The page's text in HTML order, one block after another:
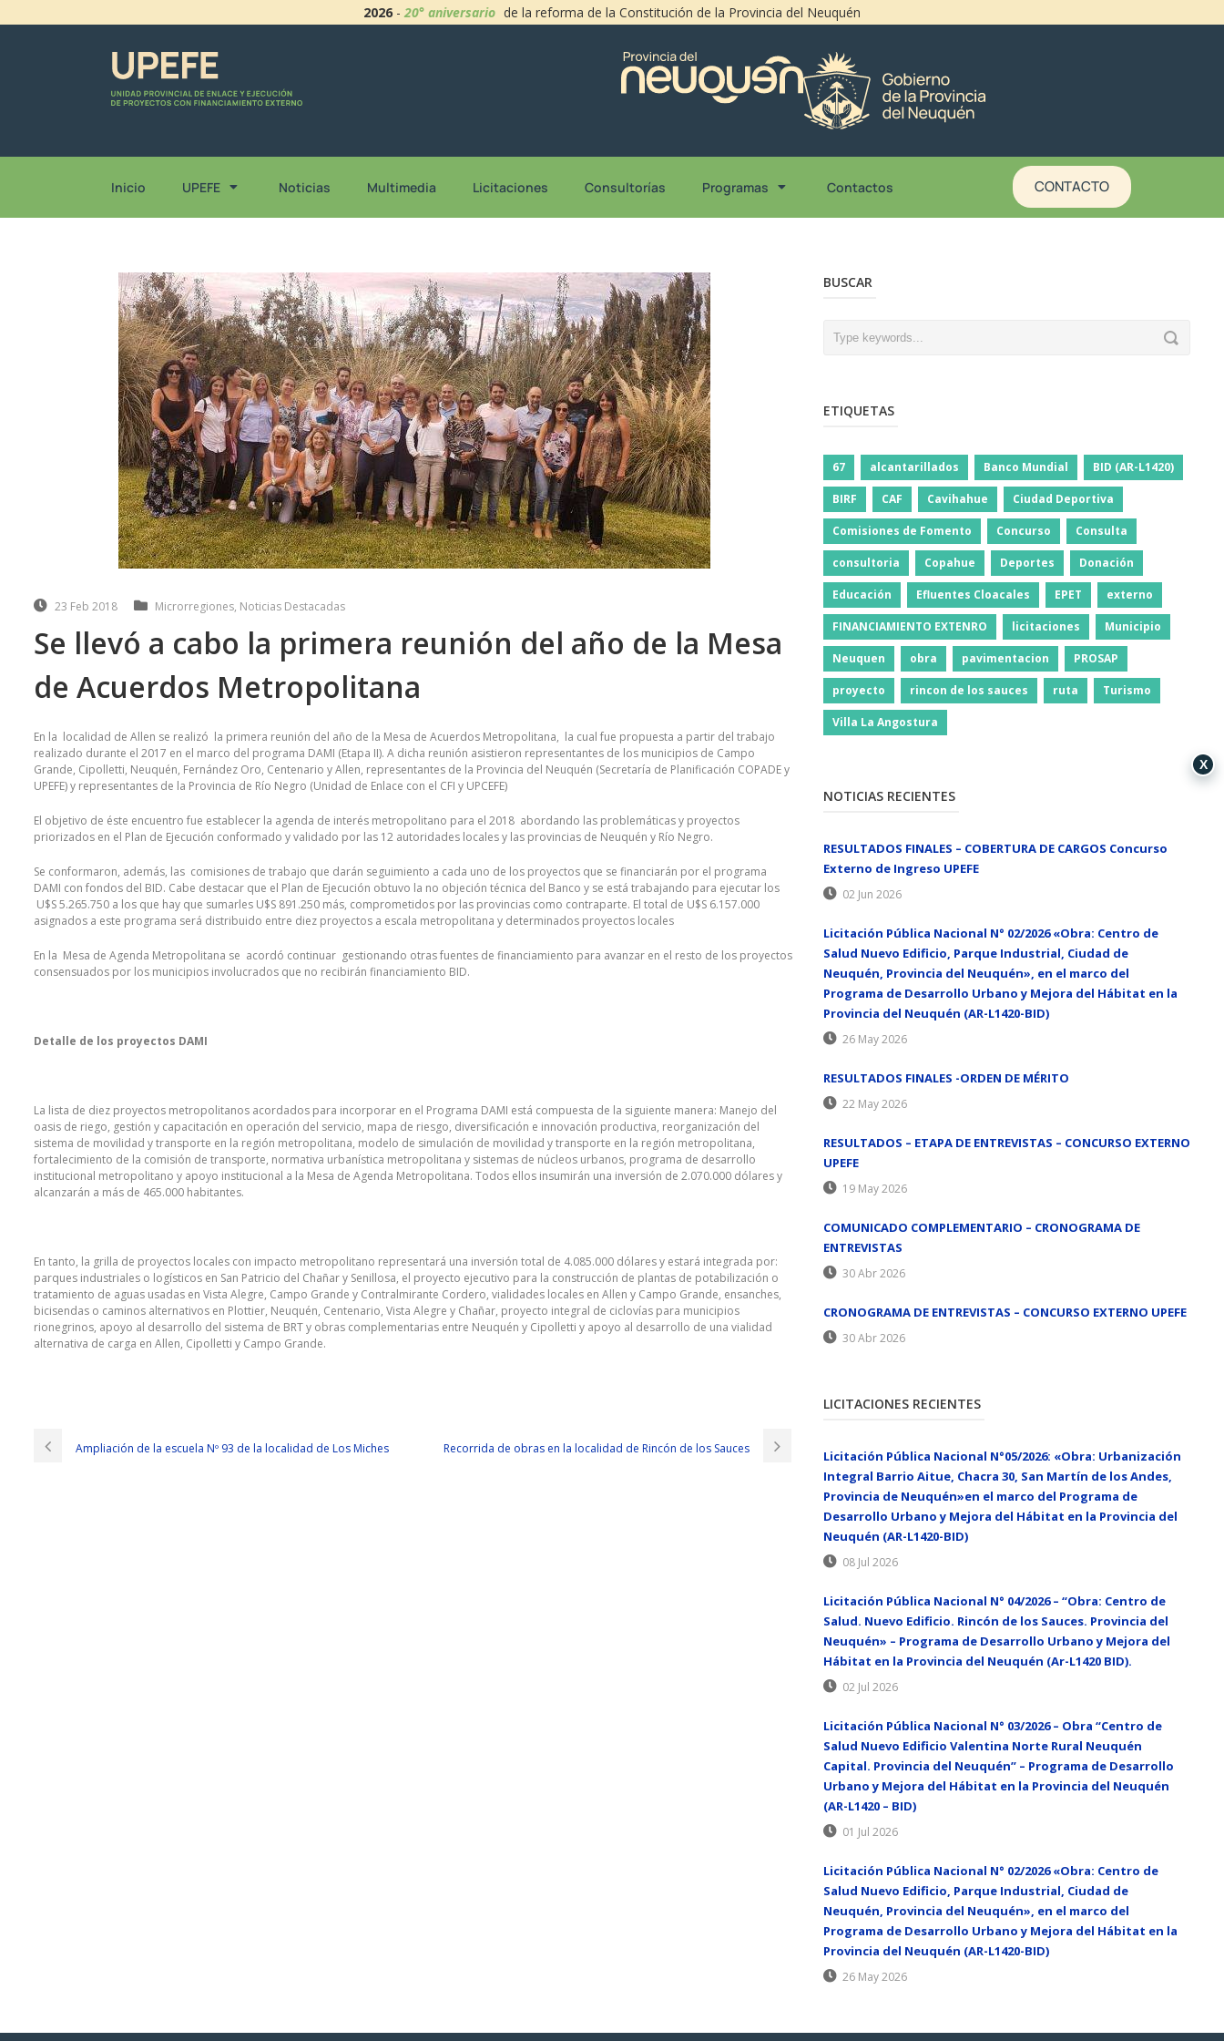
2026 -20° aniversario de la reforma de la Constitución de la Provincia del Neuquén
Inicio UPEFE Noticias Multimedia Licitaciones Consultorías Programas Contactos CONTACTO
23 Feb 2018 Microrregiones, Noticias Destacadas
Se llevó a cabo la primera reunión del año de la Mesa
de Acuerdos Metropolitana
En la localidad de Allen se realizó la primera reunión del año de la Mesa de Acuerdos Metropolitana, la cual fue propuesta a partir del trabajo
realizado durante el 2017 en el marco del programa DAMI (Etapa II). A dicha reunión asistieron representantes de los municipios de Campo
Grande, Cipolletti, Neuquén, Fernández Oro, Centenario y Allen, representantes de la Provincia del Neuquén (Secretaría de Planificación COPADE y
UPEFE) y representantes de la Provincia de Río Negro (Unidad de Enlace con el CFI y UPCEFE)
El objetivo de éste encuentro fue establecer la agenda de interés metropolitano para el 2018 abordando las problemáticas y proyectos
priorizados en el Plan de Ejecución conformado y validado por las 12 autoridades locales y las provincias de Neuquén y Río Negro.
Se conformaron, además, las comisiones de trabajo que darán seguimiento a cada uno de los proyectos que se financiarán por el programa
DAMI con fondos del BID. Cabe destacar que el Plan de Ejecución obtuvo la no objeción técnica del Banco y se está trabajando para ejecutar los
U$S 5.265.750 a los que hay que sumarles U$S 891.250 más, comprometidos por las provincias como contraparte. El total de U$S 6.157.000
asignados a este programa será distribuido entre diez proyectos a escala metropolitana y determinados proyectos locales
En la Mesa de Agenda Metropolitana se acordó continuar gestionando otras fuentes de financiamiento para avanzar en el resto de los proyectos
consensuados por los municipios involucrados que no recibirán financiamiento BID.
Detalle de los proyectos DAMI
La lista de diez proyectos metropolitanos acordados para incorporar en el Programa DAMI está compuesta de la siguiente manera: Manejo del
oasis de riego, gestión y capacitación en operación del servicio, mapa de riesgo, diversificación e innovación productiva, reorganización del
sistema de movilidad y transporte en la región metropolitana, modelo de simulación de movilidad y transporte en la región metropolitana,
fortalecimiento de la comisión de transporte, normativa urbanística metropolitana y sistemas de núcleos urbanos, programa de desarrollo
institucional metropolitano y apoyo institucional a la Mesa de Agenda Metropolitana. Todos ellos insumirán una inversión de 2.070.000 dólares y
alcanzarán a más de 465.000 habitantes.
En tanto, la grilla de proyectos locales con impacto metropolitano representará una inversión total de 4.085.000 dólares y estará integrada por:
parques industriales o logísticos en San Patricio del Chañar y Senillosa, el proyecto ejecutivo para la construcción de plantas de potabilización o
tratamiento de aguas usadas en Vista Alegre, Campo Grande y Contralmirante Cordero, vialidades locales en Allen y Campo Grande, ensanches,
bicisendas o caminos alternativos en Plottier, Neuquén, Centenario, Vista Alegre y Chañar, proyecto integral de ciclovías para municipios
rionegrinos, apoyo al desarrollo del sistema de BRT y obras complementarias entre Neuquén y Cipolletti y apoyo al desarrollo de una vialidad
alternativa de carga en Allen, Cipolletti y Campo Grande.
Ampliación de la escuela Nº 93 de la localidad de Los Miches Recorrida de obras en la localidad de Rincón de los Sauces
BUSCAR
ETIQUETAS
67 alcantarillados Banco Mundial BID (AR-L1420)
BIRF CAF Cavihahue Ciudad Deportiva
Comisiones de Fomento Concurso Consulta
consultoria Copahue Deportes Donación
Educación Efluentes Cloacales EPET externo
FINANCIAMIENTO EXTENRO licitaciones Municipio
Neuquen obra pavimentacion PROSAP
proyecto rincon de los sauces ruta Turismo
Villa La Angostura
NOTICIAS RECIENTES
RESULTADOS FINALES – COBERTURA DE CARGOS Concurso
Externo de Ingreso UPEFE
02 Jun 2026
Licitación Pública Nacional N° 02/2026 «Obra: Centro de
Salud Nuevo Edificio, Parque Industrial, Ciudad de
Neuquén, Provincia del Neuquén», en el marco del
Programa de Desarrollo Urbano y Mejora del Hábitat en la
Provincia del Neuquén (AR-L1420-BID)
26 May 2026
RESULTADOS FINALES -ORDEN DE MÉRITO
22 May 2026
RESULTADOS – ETAPA DE ENTREVISTAS – CONCURSO EXTERNO
UPEFE
19 May 2026
COMUNICADO COMPLEMENTARIO – CRONOGRAMA DE
ENTREVISTAS
30 Abr 2026
CRONOGRAMA DE ENTREVISTAS – CONCURSO EXTERNO UPEFE
30 Abr 2026
LICITACIONES RECIENTES
Licitación Pública Nacional N°05/2026: «Obra: Urbanización
Integral Barrio Aitue, Chacra 30, San Martín de los Andes,
Provincia de Neuquén»en el marco del Programa de
Desarrollo Urbano y Mejora del Hábitat en la Provincia del
Neuquén (AR-L1420-BID)
08 Jul 2026
Licitación Pública Nacional N° 04/2026 – “Obra: Centro de
Salud. Nuevo Edificio. Rincón de los Sauces. Provincia del
Neuquén» – Programa de Desarrollo Urbano y Mejora del
Hábitat en la Provincia del Neuquén (Ar-L1420 BID).
02 Jul 2026
Licitación Pública Nacional N° 03/2026 – Obra “Centro de
Salud Nuevo Edificio Valentina Norte Rural Neuquén
Capital. Provincia del Neuquén” – Programa de Desarrollo
Urbano y Mejora del Hábitat en la Provincia del Neuquén
(AR-L1420 – BID)
01 Jul 2026
Licitación Pública Nacional N° 02/2026 «Obra: Centro de
Salud Nuevo Edificio, Parque Industrial, Ciudad de
Neuquén, Provincia del Neuquén», en el marco del
Programa de Desarrollo Urbano y Mejora del Hábitat en la
Provincia del Neuquén (AR-L1420-BID)
26 May 2026
X